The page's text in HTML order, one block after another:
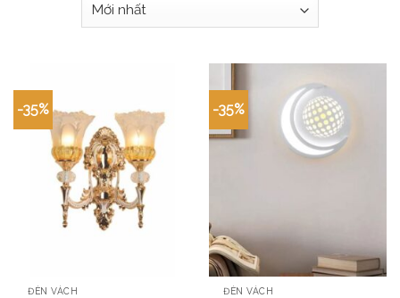
-35%
ĐÈN VÁCH
-35%
ĐÈN VÁCH